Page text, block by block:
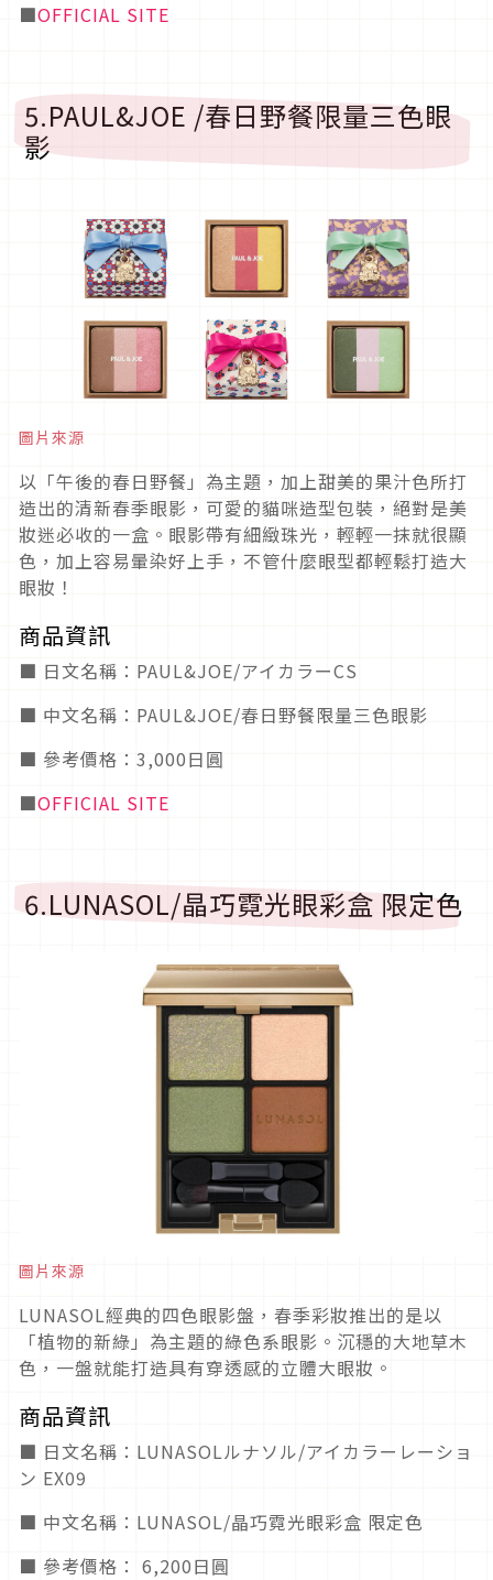
■OFFICIAL SITE
5.PAUL&JOE /春日野餐限量三色眼
影
圖片來源
以「午後的春日野餐」為主題，加上甜美的果汁色所打
造出的清新春季眼影，可愛的貓咪造型包裝，絕對是美
妝迷必收的一盒。眼影帶有細緻珠光，輕輕一抹就很顯
色，加上容易暈染好上手，不管什麼眼型都輕鬆打造大
眼妝！
商品資訊
■ 日文名稱：PAUL&JOE/アイカラーCS
■ 中文名稱：PAUL&JOE/春日野餐限量三色眼影
■ 參考價格：3,000日圓
■OFFICIAL SITE
6.LUNASOL/晶巧霓光眼彩盒 限定色
圖片來源
LUNASOL經典的四色眼影盤，春季彩妝推出的是以
「植物的新綠」為主題的綠色系眼影。沉穩的大地草木
色，一盤就能打造具有穿透感的立體大眼妝。
商品資訊
■ 日文名稱：LUNASOLルナソル/アイカラーレーショ
ン EX09
■ 中文名稱：LUNASOL/晶巧霓光眼彩盒 限定色
■ 參考價格： 6,200日圓